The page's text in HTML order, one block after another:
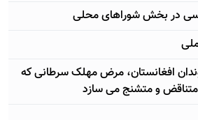
در بخش شوراهای محلی
افغانستان، مرض مهلک سرطانی که
متناقض و متشنج می سازد